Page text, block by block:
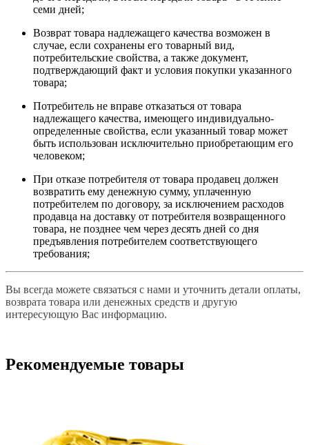
семи дней;
Возврат товара надлежащего качества возможен в
случае, если сохранены его товарный вид,
потребительские свойства, а также документ,
подтверждающий факт и условия покупки указанного
товара;
Потребитель не вправе отказаться от товара
надлежащего качества, имеющего индивидуально-
определенные свойства, если указанный товар может
быть использован исключительно приобретающим его
человеком;
При отказе потребителя от товара продавец должен
возвратить ему денежную сумму, уплаченную
потребителем по договору, за исключением расходов
продавца на доставку от потребителя возвращенного
товара, не позднее чем через десять дней со дня
предъявления потребителем соответствующего
требования;
Вы всегда можете связаться с нами и уточнить детали оплаты,
возврата товара или денежных средств и другую
интересующую Вас информацию.
Рекомендуемые товары